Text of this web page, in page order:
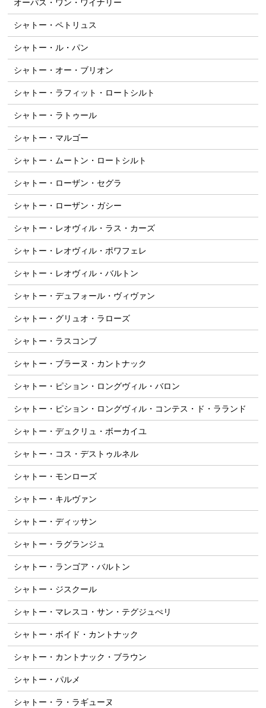
オーパス・ワン・ワイナリー
シャトー・ペトリュス
シャトー・ル・パン
シャトー・オー・ブリオン
シャトー・ラフィット・ロートシルト
シャトー・ラトゥール
シャトー・マルゴー
シャトー・ムートン・ロートシルト
シャトー・ローザン・セグラ
シャトー・ローザン・ガシー
シャトー・レオヴィル・ラス・カーズ
シャトー・レオヴィル・ポワフェレ
シャトー・レオヴィル・バルトン
シャトー・デュフォール・ヴィヴァン
シャトー・グリュオ・ラローズ
シャトー・ラスコンブ
シャトー・ブラーヌ・カントナック
シャトー・ピション・ロングヴィル・バロン
シャトー・ピション・ロングヴィル・コンテス・ド・ラランド
シャトー・デュクリュ・ボーカイユ
シャトー・コス・デストゥルネル
シャトー・モンローズ
シャトー・キルヴァン
シャトー・ディッサン
シャトー・ラグランジュ
シャトー・ランゴア・バルトン
シャトー・ジスクール
シャトー・マレスコ・サン・テグジュぺリ
シャトー・ボイド・カントナック
シャトー・カントナック・ブラウン
シャトー・パルメ
シャトー・ラ・ラギューヌ